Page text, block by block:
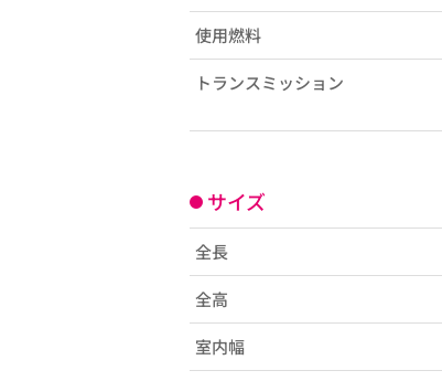
使用燃料
トランスミッション
サイズ
全長
全高
室内幅